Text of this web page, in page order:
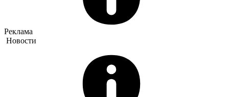
Реклама
Новости